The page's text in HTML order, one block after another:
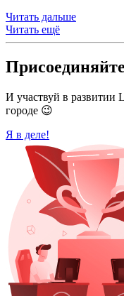
Читать дальше
Читать ещё
И участвуй в развитии
городе 😉
Я в деле!